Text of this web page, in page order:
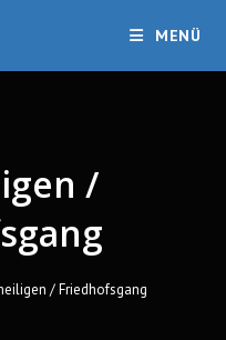
MENÜ
/
/ Friedhofsgang